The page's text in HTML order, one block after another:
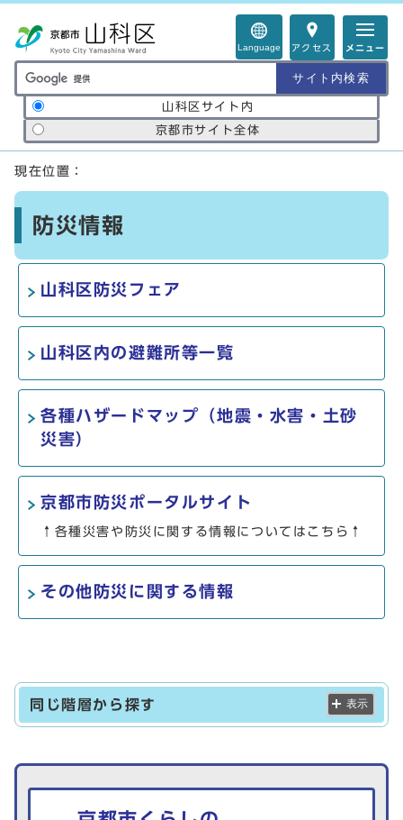
Language アクセス メニュー
サイト内検索の範囲
山科区サイト内
京都市サイト全体
ここから本文です
現在位置：
防災情報
山科区防災フェア
山科区内の避難所等一覧
各種ハザードマップ（地震・水害・土砂
災害）
京都市防災ポータルサイト
↑各種災害や防災に関する情報についてはこちら↑
その他防災に関する情報
同じ階層から探す 表示
生活情報を探す